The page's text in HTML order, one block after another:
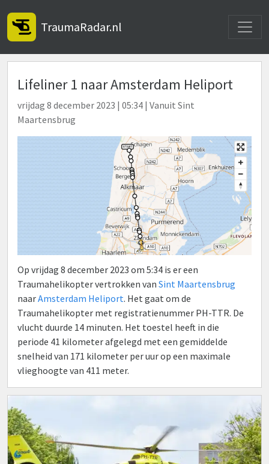
TraumaRadar.nl
Lifeliner 1 naar Amsterdam Heliport
vrijdag 8 december 2023 | 05:34 | Vanuit Sint
Maartensbrug
Op vrijdag 8 december 2023 om 5:34 is er een
Traumahelikopter vertrokken van Sint Maartensbrug
naarAmsterdam Heliport. Het gaat om de
Traumahelikopter met registratienummer PH-TTR. De
vlucht duurde 14 minuten. Het toestel heeft in die
periode 41 kilometer afgelegd met een gemiddelde
snelheid van 171 kilometer per uur op een maximale
vlieghoogte van 411 meter.